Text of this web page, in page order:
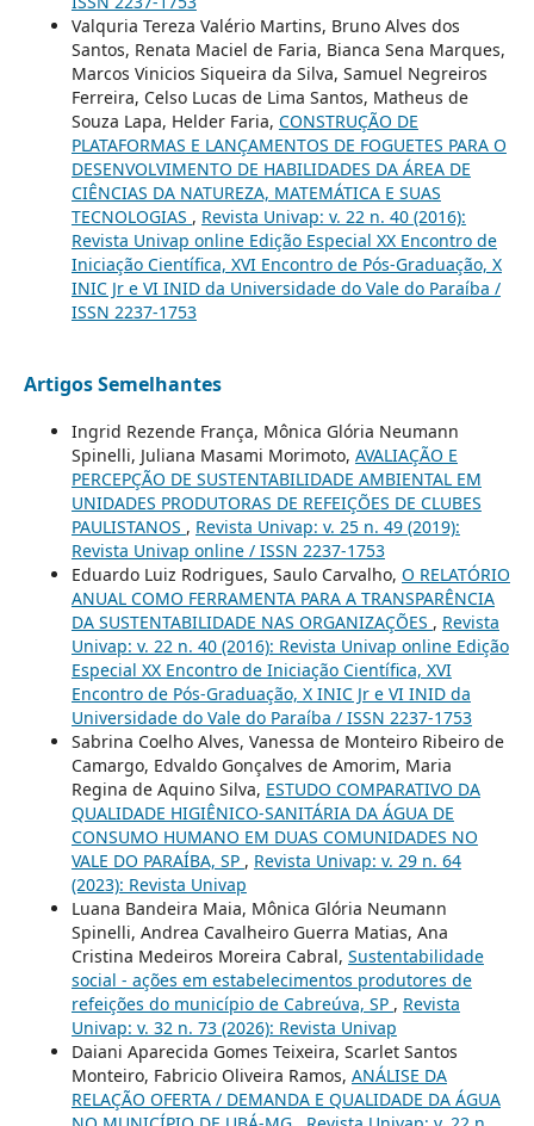
Valquria Tereza Valério Martins, Bruno Alves dos
Santos, Renata Maciel de Faria, Bianca Sena Marques,
Marcos Vinicios Siqueira da Silva, Samuel Negreiros
Ferreira, Celso Lucas de Lima Santos, Matheus de
Souza Lapa, Helder Faria, CONSTRUÇÃO DE
PLATAFORMAS E LANÇAMENTOS DE FOGUETES PARA O
DESENVOLVIMENTO DE HABILIDADES DA ÁREA DE
CIÊNCIAS DA NATUREZA, MATEMÁTICA E SUAS
TECNOLOGIAS , Revista Univap: v. 22 n. 40 (2016):
Revista Univap online Edição Especial XX Encontro de
Iniciação Científica, XVI Encontro de Pós-Graduação, X
INIC Jr e VI INID da Universidade do Vale do Paraíba /
ISSN 2237-1753
Artigos Semelhantes
Ingrid Rezende França, Mônica Glória Neumann
Spinelli, Juliana Masami Morimoto, AVALIAÇÃO E
PERCEPÇÃO DE SUSTENTABILIDADE AMBIENTAL EM
UNIDADES PRODUTORAS DE REFEIÇÕES DE CLUBES
PAULISTANOS , Revista Univap: v. 25 n. 49 (2019):
Revista Univap online / ISSN 2237-1753
Eduardo Luiz Rodrigues, Saulo Carvalho, O RELATÓRIO
ANUAL COMO FERRAMENTA PARA A TRANSPARÊNCIA
DA SUSTENTABILIDADE NAS ORGANIZAÇÕES , Revista
Univap: v. 22 n. 40 (2016): Revista Univap online Edição
Especial XX Encontro de Iniciação Científica, XVI
Encontro de Pós-Graduação, X INIC Jr e VI INID da
Universidade do Vale do Paraíba / ISSN 2237-1753
Sabrina Coelho Alves, Vanessa de Monteiro Ribeiro de
Camargo, Edvaldo Gonçalves de Amorim, Maria
Regina de Aquino Silva, ESTUDO COMPARATIVO DA
QUALIDADE HIGIÊNICO-SANITÁRIA DA ÁGUA DE
CONSUMO HUMANO EM DUAS COMUNIDADES NO
VALE DO PARAÍBA, SP , Revista Univap: v. 29 n. 64
(2023): Revista Univap
Luana Bandeira Maia, Mônica Glória Neumann
Spinelli, Andrea Cavalheiro Guerra Matias, Ana
Cristina Medeiros Moreira Cabral, Sustentabilidade
social - ações em estabelecimentos produtores de
refeições do município de Cabreúva, SP , Revista
Univap: v. 32 n. 73 (2026): Revista Univap
Daiani Aparecida Gomes Teixeira, Scarlet Santos
Monteiro, Fabricio Oliveira Ramos, ANÁLISE DA
RELAÇÃO OFERTA / DEMANDA E QUALIDADE DA ÁGUA